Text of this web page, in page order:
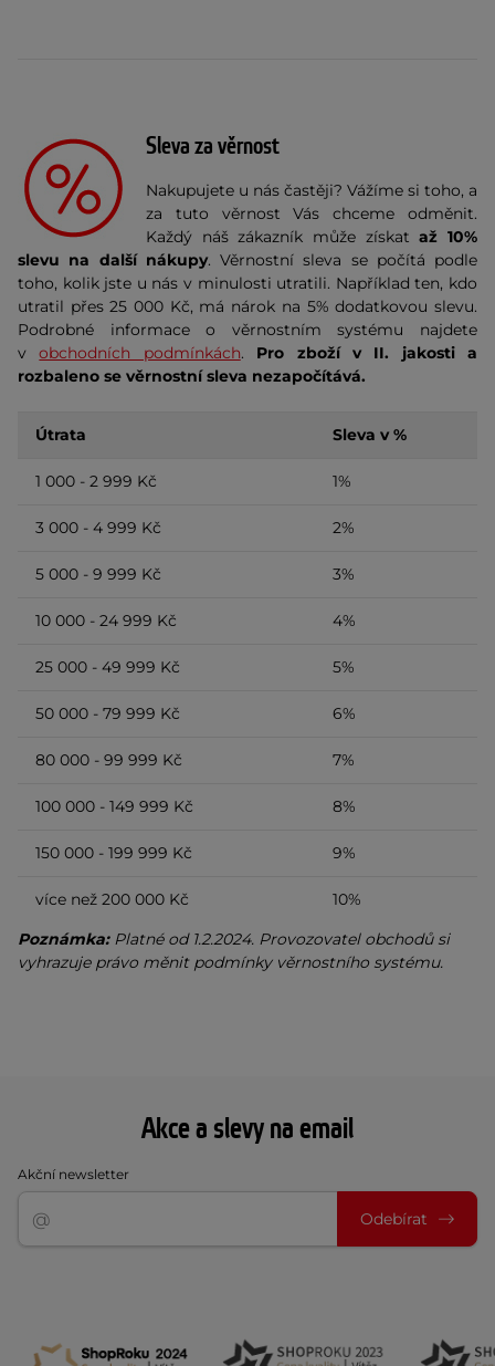
Sleva za věrnost
Nakupujete u nás častěji? Vážíme si toho, a
za tuto věrnost Vás chceme odměnit.
Každý náš zákazník může získataž 10%
slevu na další nákupy. Věrnostní sleva se počítá podle
toho, kolik jste u nás v minulosti utratili. Například ten, kdo
utratil přes 25 000 Kč, má nárok na 5% dodatkovou slevu.
Podrobné informace o věrnostním systému najdete
vobchodních podmínkách. Pro zboží v II. jakosti a
rozbaleno se věrnostní sleva nezapočítává.
Útrata Sleva v %
1 000 - 2 999 Kč 1%
3 000 - 4 999 Kč 2%
5 000 - 9 999 Kč 3%
10 000 - 24 999 Kč 4%
25 000 - 49 999 Kč 5%
50 000 - 79 999 Kč 6%
80 000 - 99 999 Kč 7%
100 000 - 149 999 Kč 8%
150 000 - 199 999 Kč 9%
více než 200 000 Kč
10%
Poznámka:Platné od 1.2.2024. Provozovatel obchodů si
vyhrazuje právo měnit podmínky věrnostního systému.
Akce a slevy na email
Akční newsletter
Odebírat